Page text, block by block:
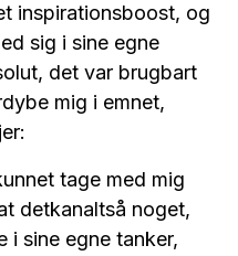
inspirationsboost, og
sig i sine egne
det var brugbart
mig i emnet,
tage med mig
detkanaltså noget,
i sine egne tanker,